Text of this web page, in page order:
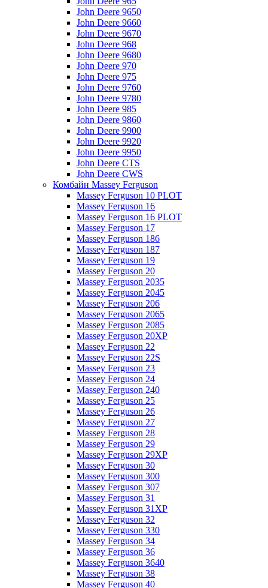
John Deere 9650
John Deere 9660
John Deere 9670
John Deere 968
John Deere 9680
John Deere 970
John Deere 975
John Deere 9760
John Deere 9780
John Deere 985
John Deere 9860
John Deere 9900
John Deere 9920
John Deere 9950
John Deere CTS
John Deere CWS
Комбайн Massey Ferguson
Massey Ferguson 10 PLOT
Massey Ferguson 16
Massey Ferguson 16 PLOT
Massey Ferguson 17
Massey Ferguson 186
Massey Ferguson 187
Massey Ferguson 19
Massey Ferguson 20
Massey Ferguson 2035
Massey Ferguson 2045
Massey Ferguson 206
Massey Ferguson 2065
Massey Ferguson 2085
Massey Ferguson 20XP
Massey Ferguson 22
Massey Ferguson 22S
Massey Ferguson 23
Massey Ferguson 24
Massey Ferguson 240
Massey Ferguson 25
Massey Ferguson 26
Massey Ferguson 27
Massey Ferguson 28
Massey Ferguson 29
Massey Ferguson 29XP
Massey Ferguson 30
Massey Ferguson 300
Massey Ferguson 307
Massey Ferguson 31
Massey Ferguson 31XP
Massey Ferguson 32
Massey Ferguson 330
Massey Ferguson 34
Massey Ferguson 36
Massey Ferguson 3640
Massey Ferguson 38
Massey Ferguson 40